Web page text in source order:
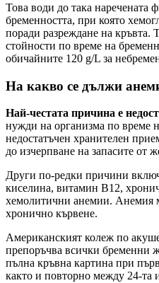
Това води до така наречената
бременността, при която
поради разреждане на кръвта.
стойности по време на
обичайните 120 g/L за
На какво се дължи
Най-честата причина е
нужди на организма по време
недостатъчен хранителен
до изчерпване на запасите от
Други по-редки причини
киселина, витамин B12,
хемолитични анемии. Анемия
хронично кървене.
Американският колеж по
препоръчва всички бременни
пълна кръвна картина при
както и повторно между 24-та